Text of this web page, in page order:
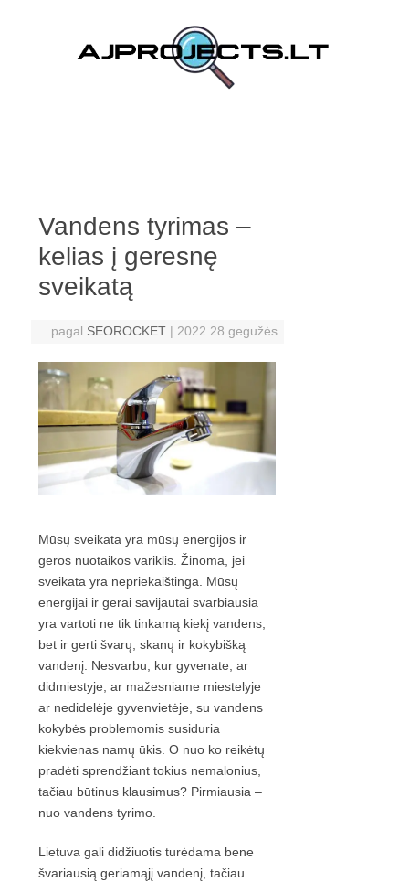
Vandens tyrimas –
kelias į geresnę
sveikatą
pagal SEOROCKET | 2022 28 gegužės
Mūsų sveikata yra mūsų energijos ir
geros nuotaikos variklis. Žinoma, jei
sveikata yra nepriekaištinga. Mūsų
energijai ir gerai savijautai svarbiausia
yra vartoti ne tik tinkamą kiekį vandens,
bet ir gerti švarų, skanų ir kokybišką
vandenį. Nesvarbu, kur gyvenate, ar
didmiestyje, ar mažesniame miestelyje
ar nedidelėje gyvenvietėje, su vandens
kokybės problemomis susiduria
kiekvienas namų ūkis. O nuo ko reikėtų
pradėti sprendžiant tokius nemalonius,
tačiau būtinus klausimus? Pirmiausia –
nuo vandens tyrimo.
Lietuva gali didžiuotis turėdama bene
švariausią geriamąjį vandenį, tačiau